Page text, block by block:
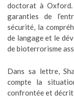
doctorat à Oxford.
garanties de
sécurité, la
de langage et le
de bioterrorisme
Dans sa lettre,
compte la
confrontée et décrit